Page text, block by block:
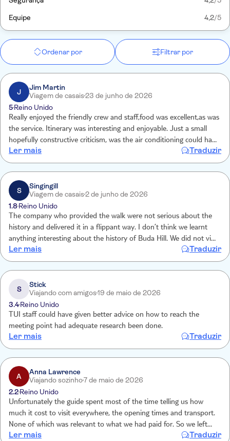
Equipe 4,2/5
Ordenar por Filtrar por
J
Jim Martin
Viagem de casais23 de junho de 2026
5Reino Unido
Really enjoyed the friendly crew and staff,food was excellent,as was
the service. Itinerary was interesting and enjoyable. Just a small
hopefully constructive criticism, was the air conditioning could have
been better.
Ler mais Traduzir
S
Singingill
Viagem de casais2 de junho de 2026
1.8 Reino Unido
The company who provided the walk were not serious about the
history and delivered it in a flippant way. I don’t think we learnt
anything interesting about the history of Buda Hill. We did not visit
the Fisherman’s Bastion as in his opinion the view wasn’t worth
seeing! The group was too big.
Ler mais Traduzir
S
Stick
Viajando com amigos19 de maio de 2026
3.4Reino Unido
TUI staff could have given better advice on how to reach the
meeting point had adequate research been done.
Ler mais Traduzir
A
Anna Lawrence
Viajando sozinho7 de maio de 2026
2.2Reino Unido
Unfortunately the guide spent most of the time telling us how
much it cost to visit everywhere, the opening times and transport.
None of which was relevant to what we had paid for. So we left
early. Shame because she was a nice knowledgable person
Ler mais Traduzir